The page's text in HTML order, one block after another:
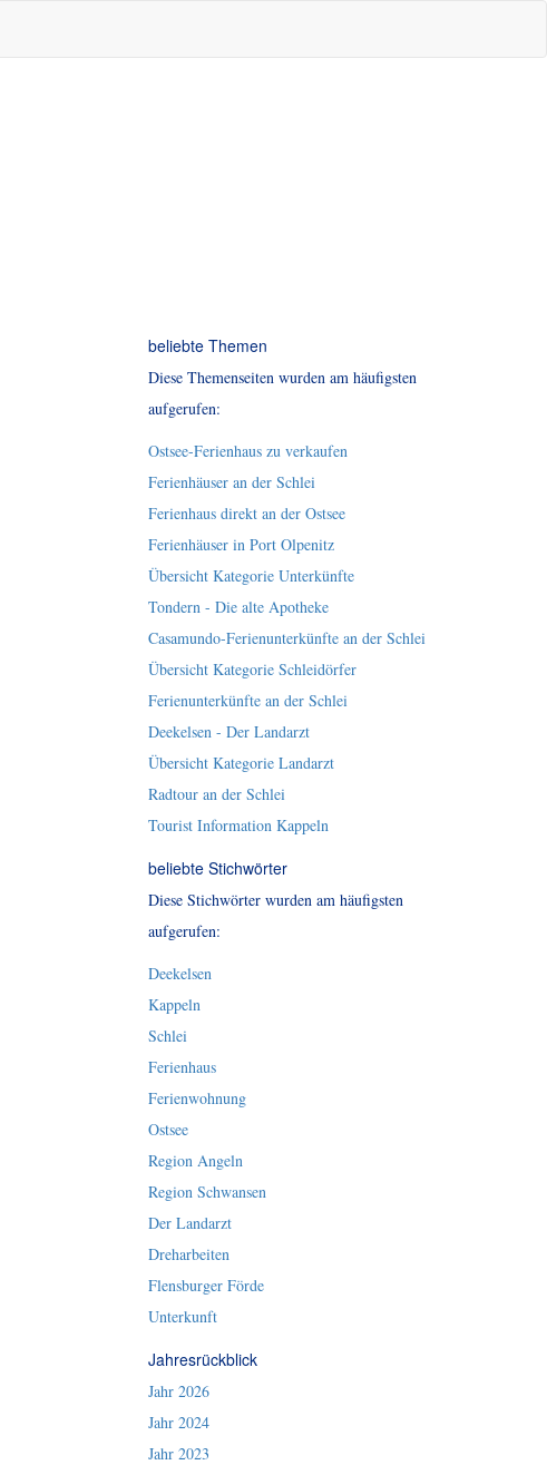
beliebte Themen
Diese Themenseiten wurden am häufigsten
aufgerufen:
Ostsee-Ferienhaus zu verkaufen
Ferienhäuser an der Schlei
Ferienhaus direkt an der Ostsee
Ferienhäuser in Port Olpenitz
Übersicht Kategorie Unterkünfte
Tondern - Die alte Apotheke
Casamundo-Ferienunterkünfte an der Schlei
Übersicht Kategorie Schleidörfer
Ferienunterkünfte an der Schlei
Deekelsen - Der Landarzt
Übersicht Kategorie Landarzt
Radtour an der Schlei
Tourist Information Kappeln
beliebte Stichwörter
Diese Stichwörter wurden am häufigsten
aufgerufen:
Deekelsen
Kappeln
Schlei
Ferienhaus
Ferienwohnung
Ostsee
Region Angeln
Region Schwansen
Der Landarzt
Dreharbeiten
Flensburger Förde
Unterkunft
Jahresrückblick
Jahr 2026
Jahr 2024
Jahr 2023